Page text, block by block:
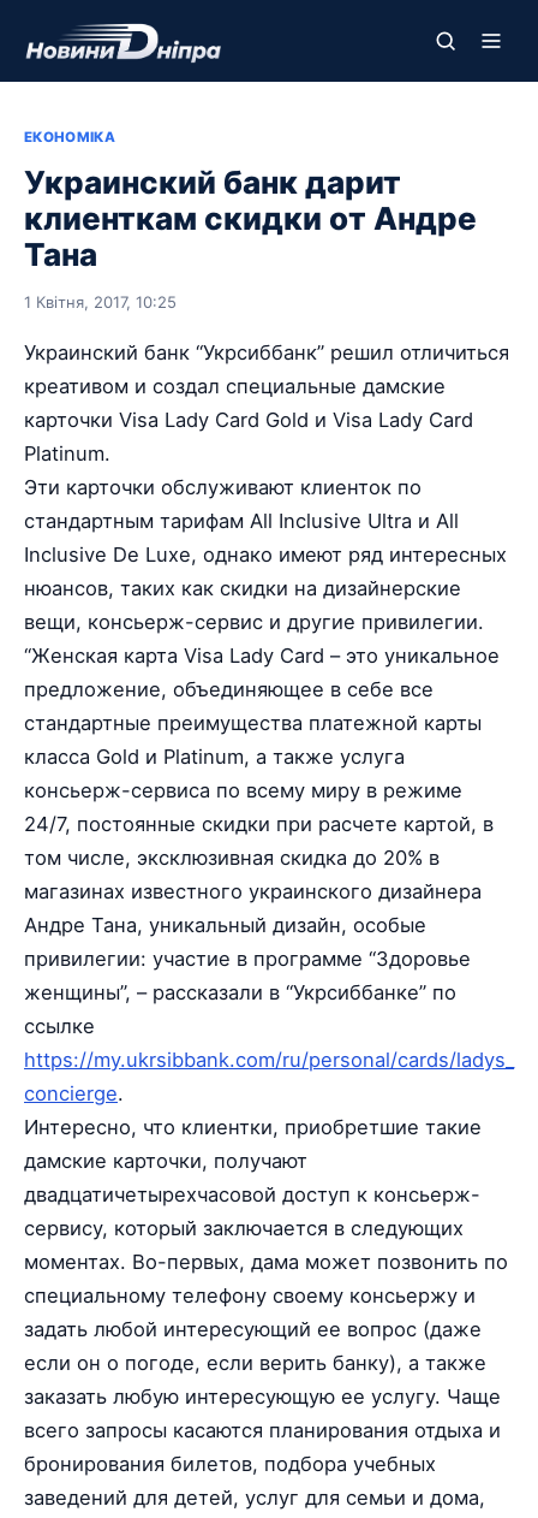
ЕКОНОМІКА
Украинский банк дарит
клиенткам скидки от Андре
Тана
1 Квітня, 2017, 10:25
Украинский банк “Укрсиббанк” решил отличиться
креативом и создал специальные дамские
карточки Visa Lady Card Gold и Visa Lady Card
Platinum.
Эти карточки обслуживают клиенток по
стандартным тарифам All Inclusive Ultra и All
Inclusive De Luxe, однако имеют ряд интересных
нюансов, таких как скидки на дизайнерские
вещи, консьерж-сервис и другие привилегии.
“Женская карта Visa Lady Card – это уникальное
предложение, объединяющее в себе все
стандартные преимущества платежной карты
класса Gold и Platinum, а также услуга
консьерж-сервиса по всему миру в режиме
24/7, постоянные скидки при расчете картой, в
том числе, эксклюзивная скидка до 20% в
магазинах известного украинского дизайнера
Андре Тана, уникальный дизайн, особые
привилегии: участие в программе “Здоровье
женщины”, – рассказали в “Укрсиббанке” по
ссылке
https://my.ukrsibbank.com/ru/personal/cards/ladys_
concierge.
Интересно, что клиентки, приобретшие такие
дамские карточки, получают
двадцатичетырехчасовой доступ к консьерж-
сервису, который заключается в следующих
моментах. Во-первых, дама может позвонить по
специальному телефону своему консьержу и
задать любой интересующий ее вопрос (даже
если он о погоде, если верить банку), а также
заказать любую интересующую ее услугу. Чаще
всего запросы касаются планирования отдыха и
бронирования билетов, подбора учебных
заведений для детей, услуг для семьи и дома,